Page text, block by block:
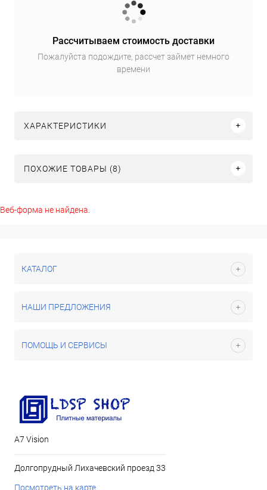
Рассчитываем стоимость доставки
Пожалуйста подождите, рассчет займет немного
времени
ХАРАКТЕРИСТИКИ
ПОХОЖИЕ ТОВАРЫ (8)
Веб-форма не найдена.
КАТАЛОГ
НАШИ ПРЕДЛОЖЕНИЯ
ПОМОЩЬ И СЕРВИСЫ
А7 Vision
Долгопрудный Лихачевский проезд 33
Посмотреть на карте